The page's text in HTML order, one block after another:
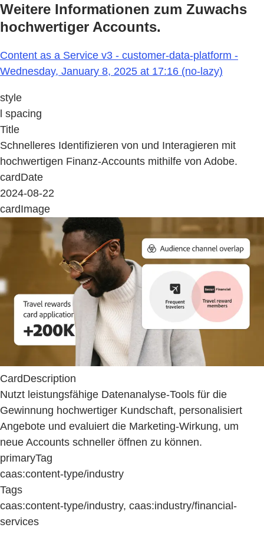
Weitere Informationen zum Zuwachs
hochwertiger Accounts.
Content as a Service v3 - customer-data-platform -
Wednesday, January 8, 2025 at 17:16 (no-lazy)
style
l spacing
Title
Schnelleres Identifizieren von und Interagieren mit
hochwertigen Finanz-Accounts mithilfe von Adobe.
cardDate
2024-08-22
cardImage
CardDescription
Nutzt leistungsfähige Datenanalyse-Tools für die
Gewinnung hochwertiger Kundschaft, personalisiert
Angebote und evaluiert die Marketing-Wirkung, um
neue Accounts schneller öffnen zu können.
primaryTag
caas:content-type/industry
Tags
caas:content-type/industry, caas:industry/financial-
services